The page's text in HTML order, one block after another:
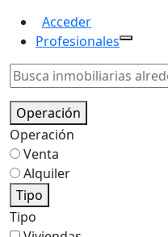
Acceder
Profesionales
Operación
Operación
Venta
Alquiler
Tipo
Tipo